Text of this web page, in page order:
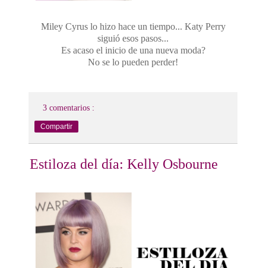
Miley Cyrus lo hizo hace un tiempo... Katy Perry
siguió esos pasos...
Es acaso el inicio de una nueva moda?
No se lo pueden perder!
3 comentarios :
Compartir
Estiloza del día: Kelly Osbourne